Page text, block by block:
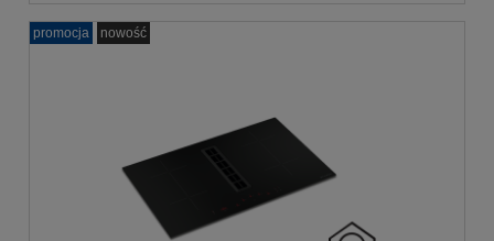
promocja nowość